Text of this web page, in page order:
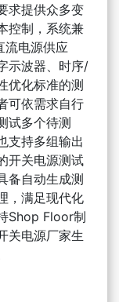
求提供众多变
控制，系统兼
流电源供应
示波器、时序/
优化标准的测
可依需求自行
试多个待测
支持多组输出
开关电源测试
备自动生成测
，满足现代化
Shop Floor制
关电源厂家生